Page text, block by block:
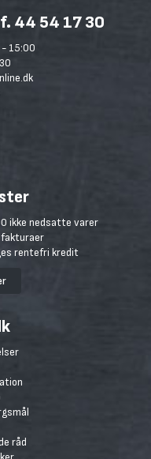
44 54 17 30
- 15:00
ikke nedsatte varer
fakturaer
rentefri kredit
råd